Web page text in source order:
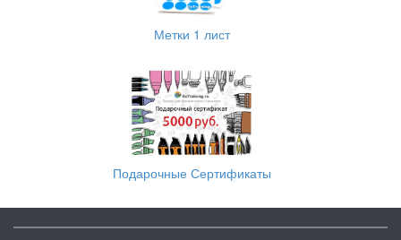
Метки 1 лист
Подарочные Сертификаты